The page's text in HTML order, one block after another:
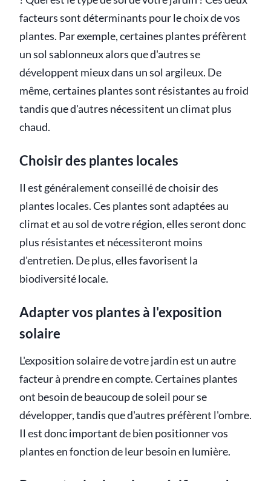
facteurs sont déterminants pour le choix de vos
plantes. Par exemple, certaines plantes préfèrent
un sol sablonneux alors que d'autres se
développent mieux dans un sol argileux. De
même, certaines plantes sont résistantes au froid
tandis que d'autres nécessitent un climat plus
chaud.
Choisir des plantes locales
Il est généralement conseillé de choisir des
plantes locales. Ces plantes sont adaptées au
climat et au sol de votre région, elles seront donc
plus résistantes et nécessiteront moins
d'entretien. De plus, elles favorisent la
biodiversité locale.
Adapter vos plantes à l'exposition
solaire
L'exposition solaire de votre jardin est un autre
facteur à prendre en compte. Certaines plantes
ont besoin de beaucoup de soleil pour se
développer, tandis que d'autres préfèrent l'ombre.
Il est donc important de bien positionner vos
plantes en fonction de leur besoin en lumière.